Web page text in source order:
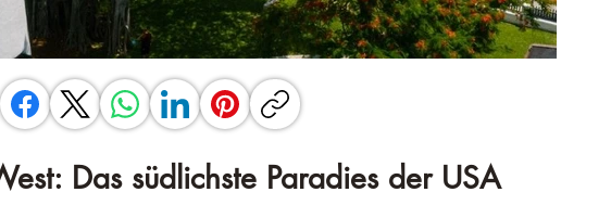
Das südlichste Paradies der USA